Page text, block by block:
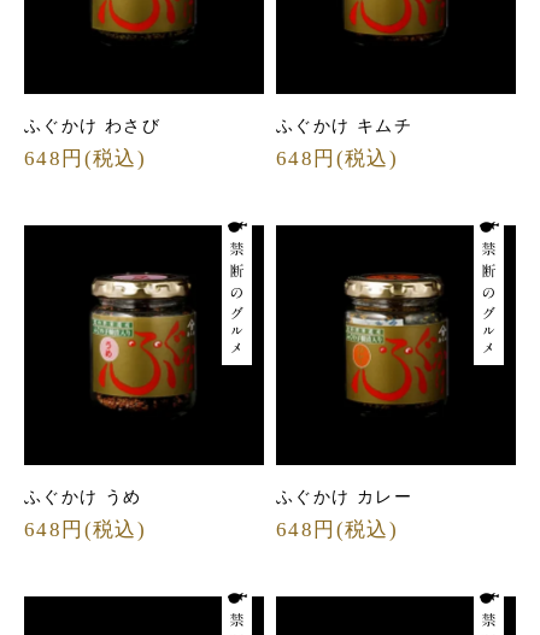
ふぐかけ わさび
648円(税込)
ふぐかけ キムチ
648円(税込)
ふぐかけ うめ
648円(税込)
ふぐかけ カレー
648円(税込)